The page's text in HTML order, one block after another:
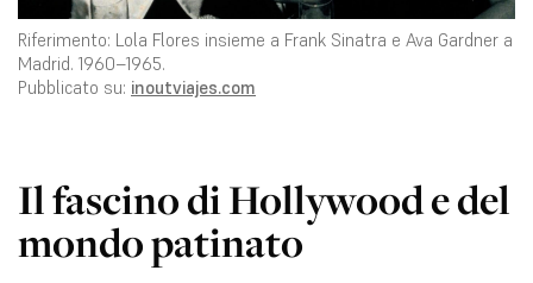
Riferimento: Lola Flores insieme a Frank Sinatra e Ava Gardner a
Madrid. 1960–1965.
Pubblicato su: inoutviajes.com
Il fascino di Hollywood e del
mondo patinato